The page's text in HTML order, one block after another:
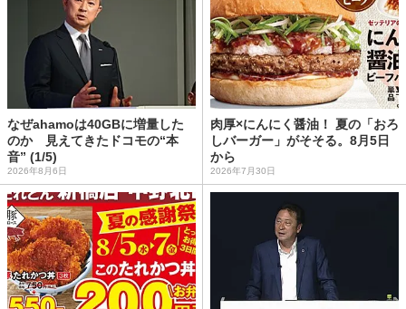
なぜahamoは40GBに増量した
のか 見えてきたドコモの“本
音” (1/5)
2026年8月6日
肉厚×にんにく醤油！ 夏の「おろ
しバーガー」がそそる。8月5日
から
2026年7月30日